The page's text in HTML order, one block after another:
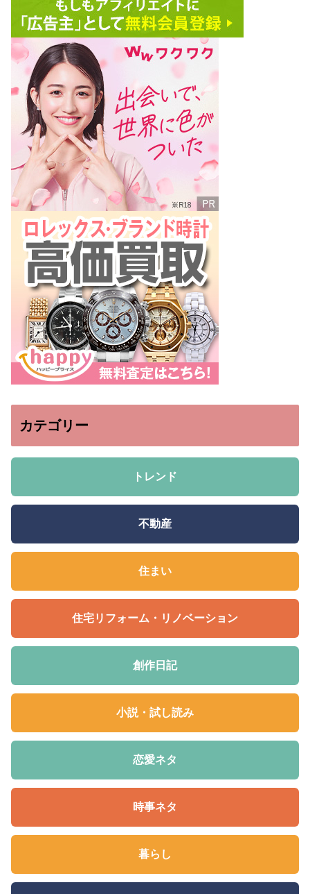
カテゴリー
トレンド
不動産
住まい
住宅リフォーム・リノベーション
創作日記
小説・試し読み
恋愛ネタ
時事ネタ
暮らし